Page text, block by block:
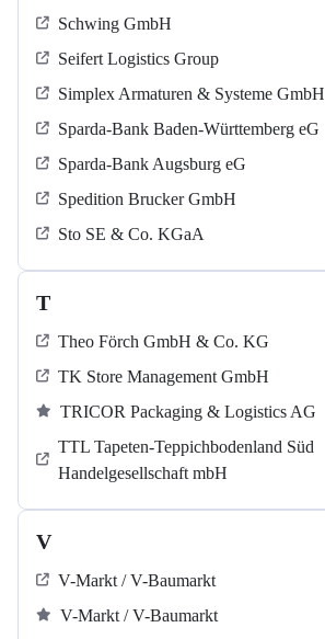
Schwing GmbH
Seifert Logistics Group
Simplex Armaturen & Systeme GmbH
Sparda-Bank Baden-Württemberg eG
Sparda-Bank Augsburg eG
Spedition Brucker GmbH
Sto SE & Co. KGaA
T
Theo Förch GmbH & Co. KG
TK Store Management GmbH
TRICOR Packaging & Logistics AG
TTL Tapeten-Teppichbodenland Süd
Handelgesellschaft mbH
V
V-Markt / V-Baumarkt
V-Markt / V-Baumarkt